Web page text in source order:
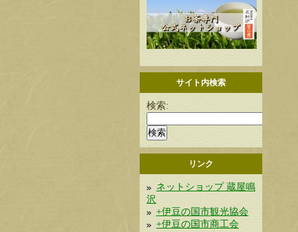
サイト内検索
検索:
リンク
ネットショップ 蔵屋鳴
沢
+伊豆の国市観光協会
+伊豆の国市商工会